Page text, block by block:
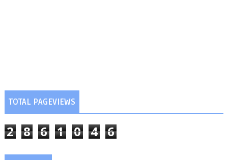
TOTAL PAGEVIEWS
2 8 6 1 0 4 6